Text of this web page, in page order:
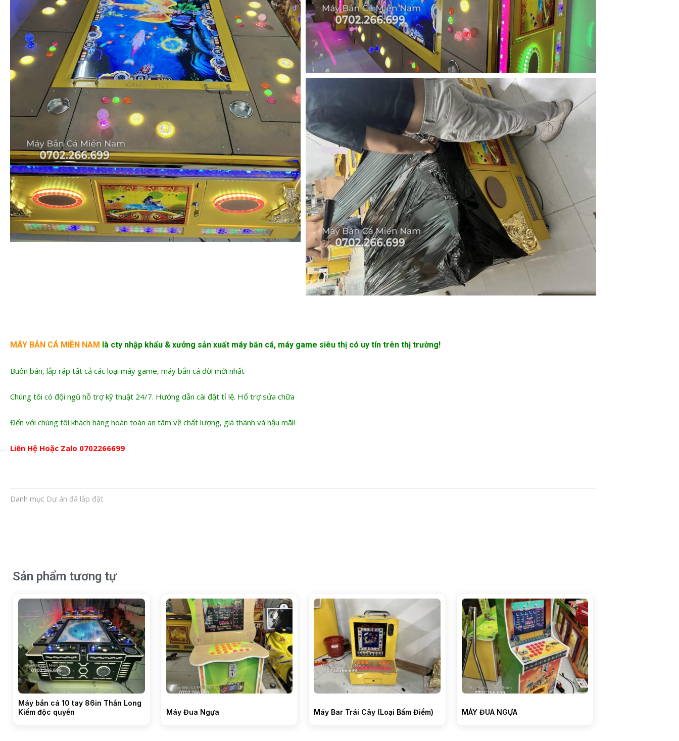
MÁY BẮN CÁ MIỀN NAM là cty nhập khẩu & xưởng sản xuất máy bắn cá, máy game siêu thị có uy tín trên thị trường!
Buôn bán, lắp ráp tất cả các loại máy game, máy bắn cá đời mới nhất
Chúng tôi có đội ngũ hỗ trợ kỹ thuật 24/7. Hướng dẫn cài đặt tỉ lệ. Hổ trợ sửa chữa
Đến với chúng tôi khách hàng hoàn toàn an tâm về chất lượng, giá thành và hậu mãi!
Liên Hệ Hoặc Zalo 0702266699
Danh mục Dự án đã lắp đặt
Sản phẩm tương tự
Máy bắn cá 10 tay 86in Thần Long
Kiếm độc quyền
Máy Đua Ngựa Máy Bar Trái Cây (Loại Bấm Điểm) MÁY ĐUA NGỰA